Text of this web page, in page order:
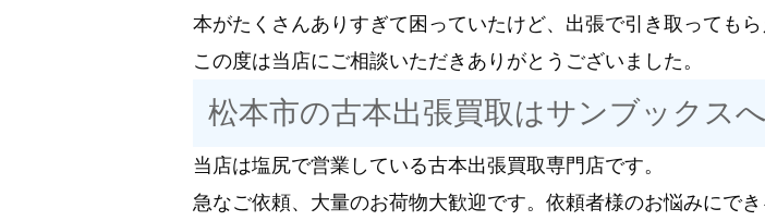
本がたくさんありすぎて困っていたけど、出張で引き取っても
この度は当店にご相談いただきありがとうございました。
松本市の古本出張買取はサンブックスへ
当店は塩尻で営業している古本出張買取専門店です。
急なご依頼、大量のお荷物大歓迎です。依頼者様のお悩みにでき